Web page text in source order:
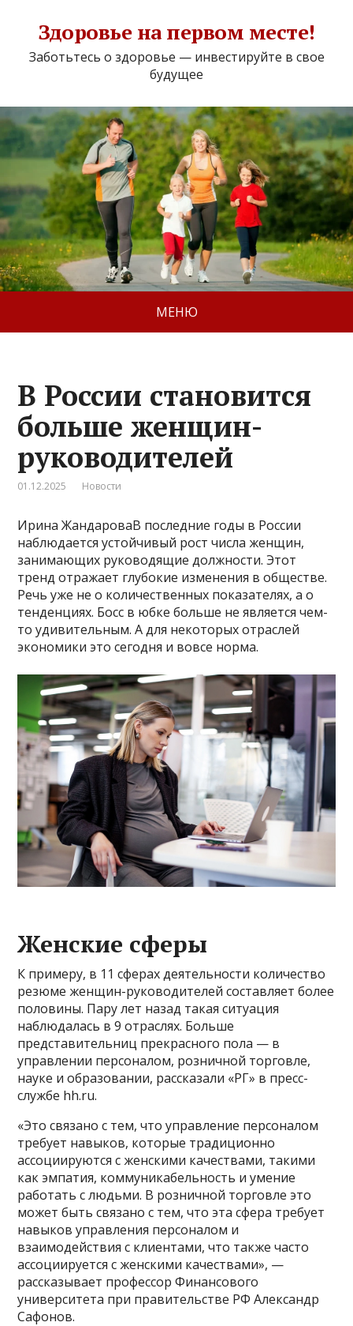
Здоровье на первом месте!
Заботьтесь о здоровье — инвестируйте в свое
будущее
МЕНЮ
В России становится
больше женщин-
руководителей
01.12.2025 Новости
Ирина ЖандароваВ последние годы в России
наблюдается устойчивый рост числа женщин,
занимающих руководящие должности. Этот
тренд отражает глубокие изменения в обществе.
Речь уже не о количественных показателях, а о
тенденциях. Босс в юбке больше не является чем-
то удивительным. А для некоторых отраслей
экономики это сегодня и вовсе норма.
Женские сферы
К примеру, в 11 сферах деятельности количество
резюме женщин-руководителей составляет более
половины. Пару лет назад такая ситуация
наблюдалась в 9 отраслях. Больше
представительниц прекрасного пола — в
управлении персоналом, розничной торговле,
науке и образовании, рассказали «РГ» в пресс-
службе hh.ru.
«Это связано с тем, что управление персоналом
требует навыков, которые традиционно
ассоциируются с женскими качествами, такими
как эмпатия, коммуникабельность и умение
работать с людьми. В розничной торговле это
может быть связано с тем, что эта сфера требует
навыков управления персоналом и
взаимодействия с клиентами, что также часто
ассоциируется с женскими качествами», —
рассказывает профессор Финансового
университета при правительстве РФ Александр
Сафонов.